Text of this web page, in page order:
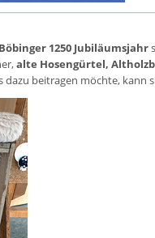
Böbinger 1250 Jubiläumsjahr
alte Hosengürtel,
dazu beitragen möchte, kann